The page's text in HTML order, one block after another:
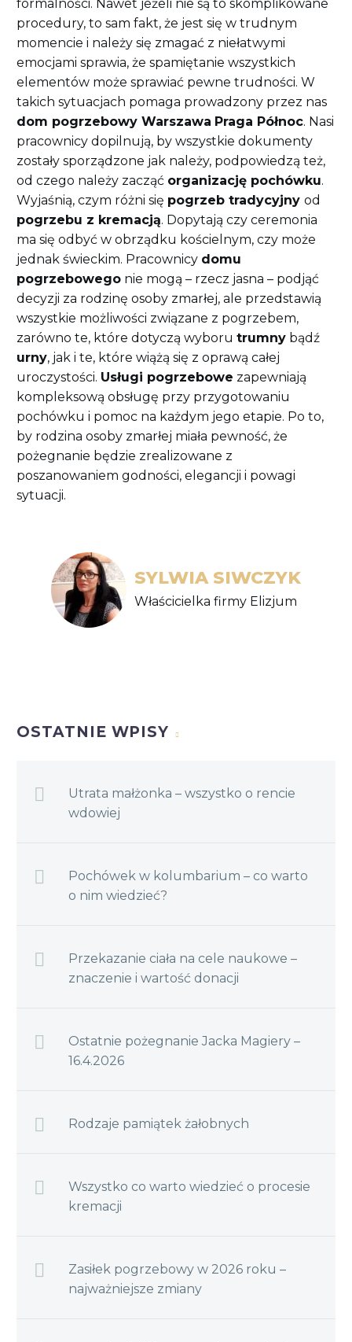
formalności. Nawet jeżeli nie są to skomplikowane
procedury, to sam fakt, że jest się w trudnym
momencie i należy się zmagać z niełatwymi
emocjami sprawia, że spamiętanie wszystkich
elementów może sprawiać pewne trudności. W
takich sytuacjach pomaga prowadzony przez nas
dom pogrzebowy Warszawa Praga Północ. Nasi
pracownicy dopilnują, by wszystkie dokumenty
zostały sporządzone jak należy, podpowiedzą też,
od czego należy zacząć organizację pochówku.
Wyjaśnią, czym różni się pogrzeb tradycyjny od
pogrzebu z kremacją. Dopytają czy ceremonia
ma się odbyć w obrządku kościelnym, czy może
jednak świeckim. Pracownicy domu
pogrzebowego nie mogą – rzecz jasna – podjąć
decyzji za rodzinę osoby zmarłej, ale przedstawią
wszystkie możliwości związane z pogrzebem,
zarówno te, które dotyczą wyboru trumny bądź
urny, jak i te, które wiążą się z oprawą całej
uroczystości. Usługi pogrzebowe zapewniają
kompleksową obsługę przy przygotowaniu
pochówku i pomoc na każdym jego etapie. Po to,
by rodzina osoby zmarłej miała pewność, że
pożegnanie będzie zrealizowane z
poszanowaniem godności, elegancji i powagi
sytuacji.
SYLWIA SIWCZYK
Właścicielka firmy Elizjum
OSTATNIE WPISY
Utrata małżonka – wszystko o rencie
wdowiej
Pochówek w kolumbarium – co warto
o nim wiedzieć?
Przekazanie ciała na cele naukowe –
znaczenie i wartość donacji
Ostatnie pożegnanie Jacka Magiery –
16.4.2026
Rodzaje pamiątek żałobnych
Wszystko co warto wiedzieć o procesie
kremacji
Zasiłek pogrzebowy w 2026 roku –
najważniejsze zmiany